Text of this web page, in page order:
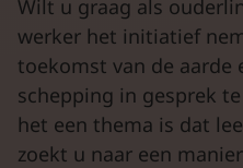
Wilt u graag als
werker het initiatief
toekomst van de aarde
schepping in gesprek
het een thema is dat
zoekt u naar een